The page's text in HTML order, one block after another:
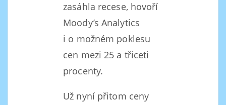
zasáhla recese, hovoří
Moody’s Analytics
i o možném poklesu
cen mezi 25 a třiceti
procenty.
Už nyní přitom ceny